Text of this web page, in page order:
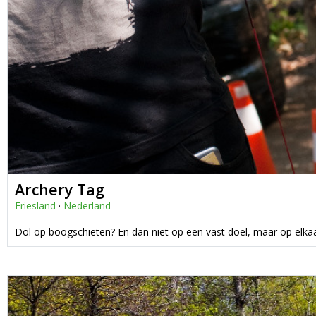
Archery Tag
Friesland · Nederland
Dol op boogschieten? En dan niet op een vast doel, maar op